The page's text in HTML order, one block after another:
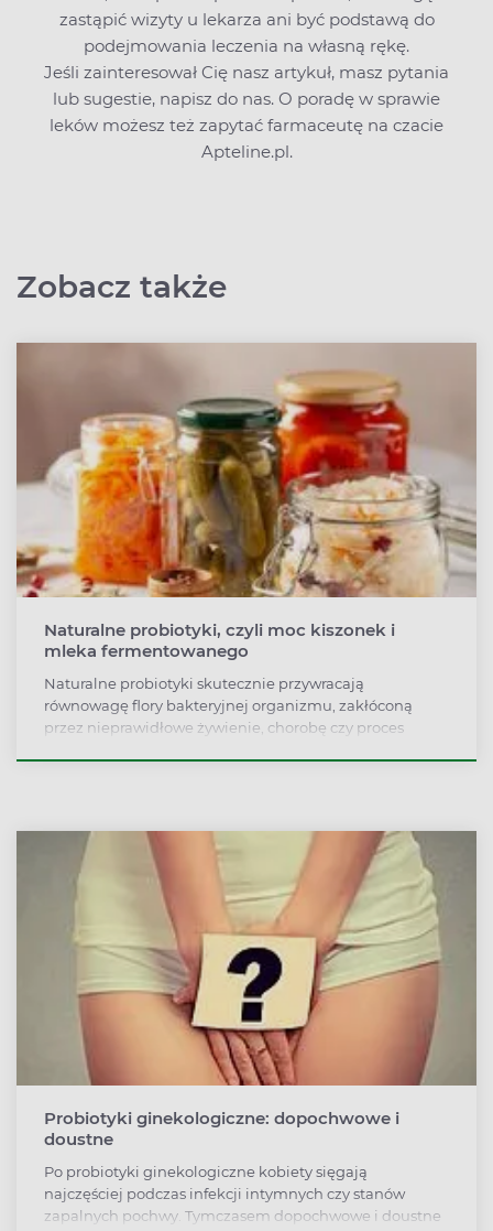
zastąpić wizyty u lekarza ani być podstawą do
podejmowania leczenia na własną rękę.
Jeśli zainteresował Cię nasz artykuł, masz pytania
lub sugestie, napisz do nas. O poradę w sprawie
leków możesz też zapytać farmaceutę na czacie
Apteline.pl.
Zobacz także
Naturalne probiotyki, czyli moc kiszonek i
mleka fermentowanego
Naturalne probiotyki skutecznie przywracają
równowagę flory bakteryjnej organizmu, zakłóconą
przez nieprawidłowe żywienie, chorobę czy proces
Probiotyki ginekologiczne: dopochwowe i
doustne
Po probiotyki ginekologiczne kobiety sięgają
najczęściej podczas infekcji intymnych czy stanów
zapalnych pochwy. Tymczasem dopochwowe i doustne